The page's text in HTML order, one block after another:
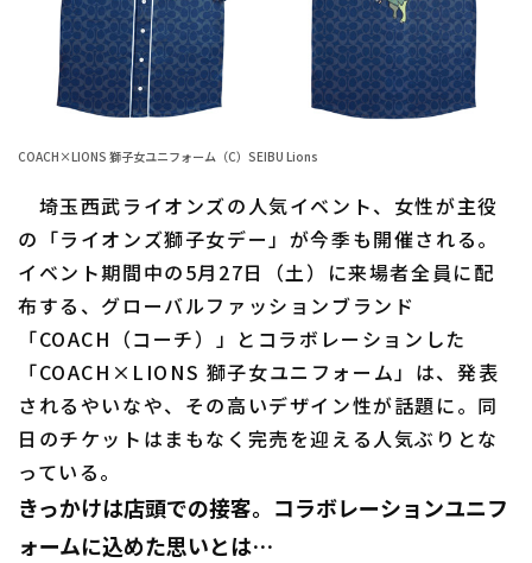
日程・結果
順位表･成績
1軍公式戦
ファーム東地区
ファーム西地区
交流戦
選手名鑑
選手名鑑トップ
北海道日本ハムファイターズ
東北楽天ゴールデンイーグルス
埼玉西武ライオンズ
千葉ロッテマリーンズ
オリックス・バファローズ
福岡ソフトバンクホークス
ニュース
設定
COACH×LIONS 獅子女ユニフォーム（C）SEIBU Lions
埼玉西武ライオンズの人気イベント、女性が主役
の「ライオンズ獅子女デー」が今季も開催される。
イベント期間中の5月27日（土）に来場者全員に配
布する、グローバルファッションブランド
「COACH（コーチ）」とコラボレーションした
「COACH×LIONS 獅子女ユニフォーム」は、発表
されるやいなや、その高いデザイン性が話題に。同
日のチケットはまもなく完売を迎える人気ぶりとな
っている。
きっかけは店頭での接客。コラボレーションユニフ
ォームに込めた思いとは…